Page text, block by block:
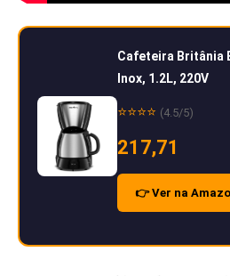
Cafeteira Britânia
Inox, 1.2L, 220V
⭐⭐⭐⭐ (4.5/5)
217,71
👉 Ver na